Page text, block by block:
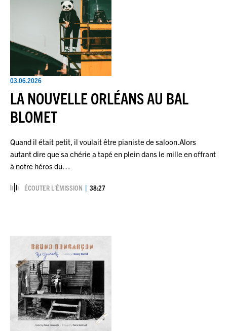
03.06.2026
LA NOUVELLE ORLÉANS AU BAL
BLOMET
Quand il était petit, il voulait être pianiste de saloon.Alors
autant dire que sa chérie a tapé en plein dans le mille en offrant
à notre héros du…
ÉCOUTER L’ÉMISSION 38:27